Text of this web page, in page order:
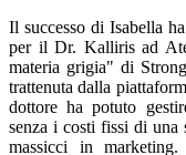
Il successo di Isabella
per il Dr. Kalliris ad
materia grigia" di
trattenuta dalla
dottore ha potuto
senza i costi fissi di una
massicci in